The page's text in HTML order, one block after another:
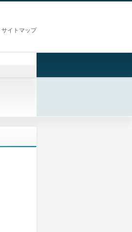
サイトマップ